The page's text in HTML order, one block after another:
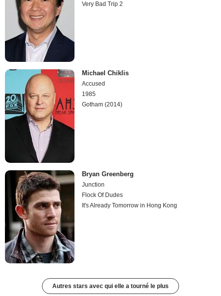
Very Bad Trip 2
Michael Chiklis
Accused
1985
Gotham (2014)
Bryan Greenberg
Junction
Flock Of Dudes
It's Already Tomorrow in Hong Kong
Autres stars avec qui elle a tourné le plus